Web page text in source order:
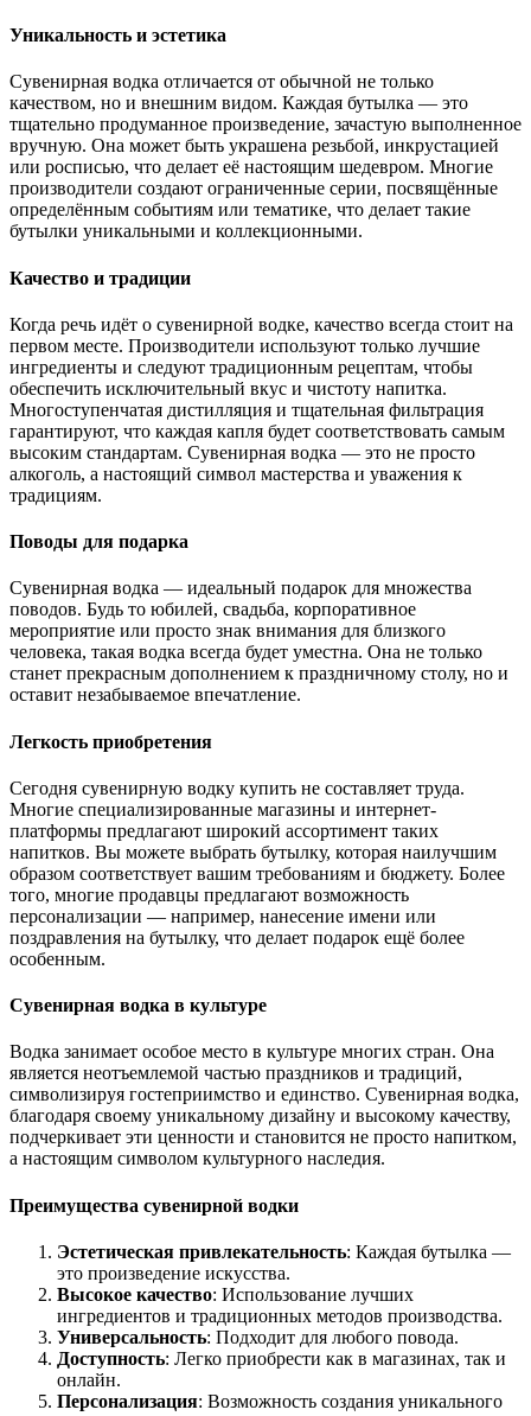
Уникальность и эстетика
Сувенирная водка отличается от обычной не только
качеством, но и внешним видом. Каждая бутылка — это
тщательно продуманное произведение, зачастую выполненное
вручную. Она может быть украшена резьбой, инкрустацией
или росписью, что делает её настоящим шедевром. Многие
производители создают ограниченные серии, посвящённые
определённым событиям или тематике, что делает такие
бутылки уникальными и коллекционными.
Качество и традиции
Когда речь идёт о сувенирной водке, качество всегда стоит на
первом месте. Производители используют только лучшие
ингредиенты и следуют традиционным рецептам, чтобы
обеспечить исключительный вкус и чистоту напитка.
Многоступенчатая дистилляция и тщательная фильтрация
гарантируют, что каждая капля будет соответствовать самым
высоким стандартам. Сувенирная водка — это не просто
алкоголь, а настоящий символ мастерства и уважения к
традициям.
Поводы для подарка
Сувенирная водка — идеальный подарок для множества
поводов. Будь то юбилей, свадьба, корпоративное
мероприятие или просто знак внимания для близкого
человека, такая водка всегда будет уместна. Она не только
станет прекрасным дополнением к праздничному столу, но и
оставит незабываемое впечатление.
Легкость приобретения
Сегодня сувенирную водку купить не составляет труда.
Многие специализированные магазины и интернет-
платформы предлагают широкий ассортимент таких
напитков. Вы можете выбрать бутылку, которая наилучшим
образом соответствует вашим требованиям и бюджету. Более
того, многие продавцы предлагают возможность
персонализации — например, нанесение имени или
поздравления на бутылку, что делает подарок ещё более
особенным.
Сувенирная водка в культуре
Водка занимает особое место в культуре многих стран. Она
является неотъемлемой частью праздников и традиций,
символизируя гостеприимство и единство. Сувенирная водка,
благодаря своему уникальному дизайну и высокому качеству,
подчеркивает эти ценности и становится не просто напитком,
а настоящим символом культурного наследия.
Преимущества сувенирной водки
Эстетическая привлекательность: Каждая бутылка —
это произведение искусства.
Высокое качество: Использование лучших
ингредиентов и традиционных методов производства.
Универсальность: Подходит для любого повода.
Доступность: Легко приобрести как в магазинах, так и
онлайн.
Персонализация: Возможность создания уникального